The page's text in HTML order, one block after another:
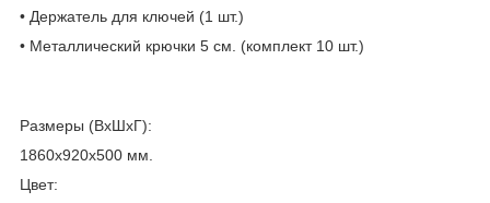
• Держатель для ключей (1 шт.)
• Металлический крючки 5 см. (комплект 10 шт.)
Размеры (ВхШхГ):
1860х920х500 мм.
Цвет: